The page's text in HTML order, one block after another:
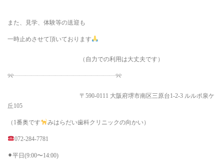
また、見学、体験等の送迎も
一時止めさせて頂いております
（自力での利用は大丈夫です）
୨୧┈┈┈┈┈┈┈┈┈┈┈┈┈┈┈┈┈୨୧
〒590-0111 大阪府堺市南区三原台1-2-3 ルルポ泉ケ
丘105
（1番奥です みはらだい歯科クリニックの向かい）
072-284-7781
⚫︎平日(9:00〜14:00)